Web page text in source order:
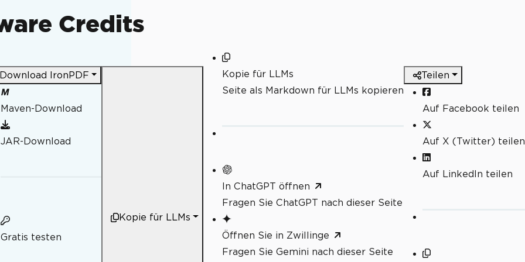
Credits
IronPDF
Maven-Download
JAR-Download
Gratis testen
Kopie für LLMs
Kopie für LLMs
Seite als Markdown für LLMs kopieren
In ChatGPT öffnen
Fragen Sie ChatGPT nach dieser Seite
Öffnen Sie in Zwillinge
Fragen Sie Gemini nach dieser Seite
Teilen
Auf Facebook teilen
Auf X (Twitter) teilen
Auf LinkedIn teilen